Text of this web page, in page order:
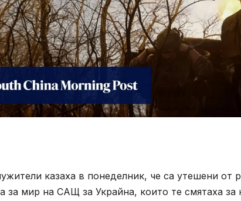
казаха в понеделник, че са утешени от
за мир на САЩ за Украйна, които те смятаха за